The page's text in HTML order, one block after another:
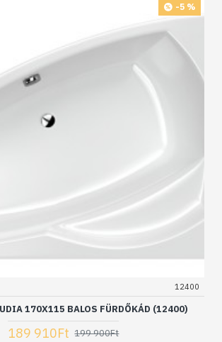
-5 %
12400
170X115 BALOS FÜRDŐKÁD (12400)
189 910Ft 199 900Ft